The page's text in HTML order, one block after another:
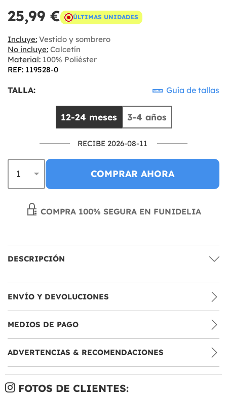
25,99 € ÚLTIMAS UNIDADES
Incluye: Vestido y sombrero
No incluye: Calcetín
Material: 100% Poliéster
REF: 119528-0
TALLA: Guía de tallas
12-24 meses 3-4 años
RECIBE 2026-08-11
COMPRAR AHORA
COMPRA 100% SEGURA EN FUNIDELIA
DESCRIPCIÓN
ENVÍO Y DEVOLUCIONES
MEDIOS DE PAGO
ADVERTENCIAS & RECOMENDACIONES
FOTOS DE CLIENTES: